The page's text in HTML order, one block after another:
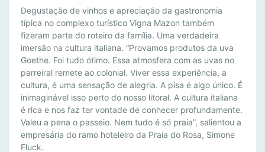
T
H
E
:
E
X
P
E
R
I
Degustação de vinhos e apreciação da gastronomia
típica no complexo turístico Vigna Mazon também
fizeram parte do roteiro da família. Uma verdadeira
imersão na cultura italiana. “Provamos produtos da uva
Goethe. Foi tudo ótimo. Essa atmosfera com as uvas no
parreiral remete ao colonial. Viver essa experiência, a
cultura, é uma sensação de alegria. A pisa é algo único. É
inimaginável isso perto do nosso litoral. A cultura italiana
é rica e nos faz ter vontade de conhecer profundamente.
Valeu a pena o passeio. Nem tudo é só praia”, salientou a
empresária do ramo hoteleiro da Praia do Rosa, Simone
Fluck.